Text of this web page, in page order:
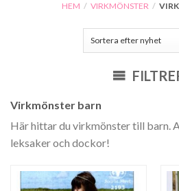
HEM / VIRKMÖNSTER /
Virkmönster barn
Här hittar du virkmönster till barn.
leksaker och dockor!